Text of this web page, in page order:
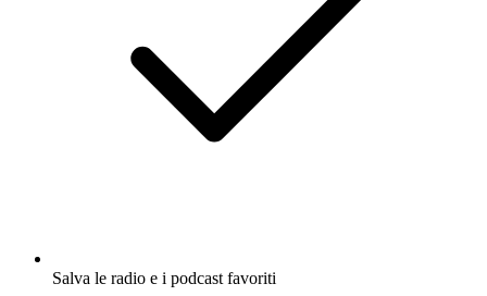
Salva le radio e i podcast favoriti